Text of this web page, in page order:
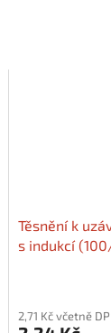
Těsnění k
s indukcí
2,71 Kč včetně